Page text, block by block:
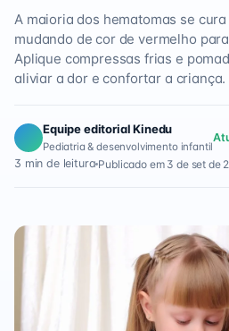
A maioria dos hematomas se
mudando de cor de vermelho
Aplique compressas frias e
aliviar a dor e confortar a criança.
Equipe editorial Kinedu
Pediatria & desenvolvimento infantil
3 min de leitura Publicado em 3 de set de